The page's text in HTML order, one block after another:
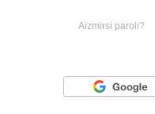
Aizmirsi paroli?